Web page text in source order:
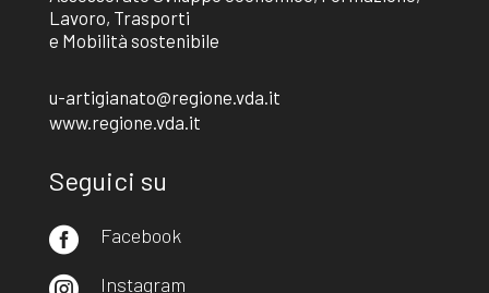
Lavoro, Trasporti
e Mobilità sostenibile
u-artigianato@regione.vda.it
www.regione.vda.it
Seguici su
 Facebook
Instagram